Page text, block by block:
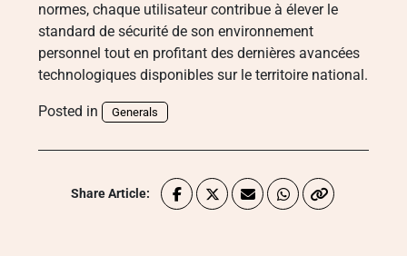
normes, chaque utilisateur contribue à élever le
standard de sécurité de son environnement
personnel tout en profitant des dernières avancées
technologiques disponibles sur le territoire national.
Posted in Generals
Share Article: